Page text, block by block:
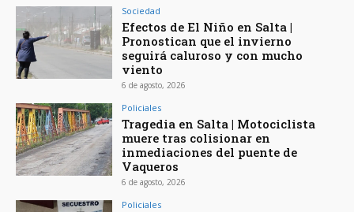
Sociedad
Efectos de El Niño en Salta |
Pronostican que el invierno
seguirá caluroso y con mucho
viento
6 de agosto, 2026
Policiales
Tragedia en Salta | Motociclista
muere tras colisionar en
inmediaciones del puente de
Vaqueros
6 de agosto, 2026
Policiales